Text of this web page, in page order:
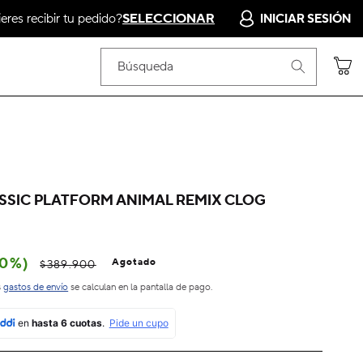
recibir tu pedido?SELECCIONAR INICIAR SESIÓN
Búsqueda Carrito
PLATFORM ANIMAL REMIX CLOG
$389.900 Agotado
gastos de envío se calculan en la pantalla de pago.